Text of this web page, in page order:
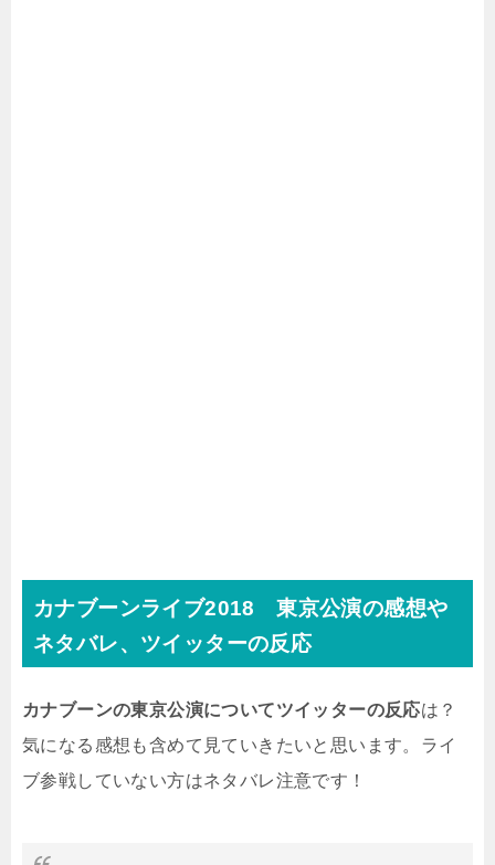
カナブーンライブ2018 東京公演の感想や
ネタバレ、ツイッターの反応
カナブーンの東京公演についてツイッターの反応は？
気になる感想も含めて見ていきたいと思います。ライ
ブ参戦していない方はネタバレ注意です！